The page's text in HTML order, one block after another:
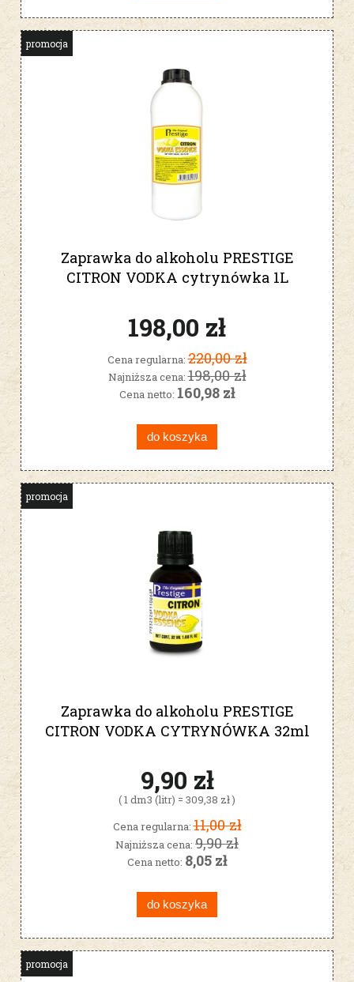
Zaprawka do alkoholu PRESTIGE
CITRON VODKA cytrynówka 1L
198,00 zł
Cena regularna:220,00 zł
Najniższa cena:198,00 zł
Cena netto: 160,98 zł
do koszyka
promocja
Zaprawka do alkoholu PRESTIGE
CITRON VODKA CYTRYNÓWKA 32ml
9,90 zł
( 1 dm3 (litr) = 309,38 zł )
Cena regularna:11,00 zł
Najniższa cena: 9,90 zł
Cena netto: 8,05 zł
do koszyka
promocja
promocja